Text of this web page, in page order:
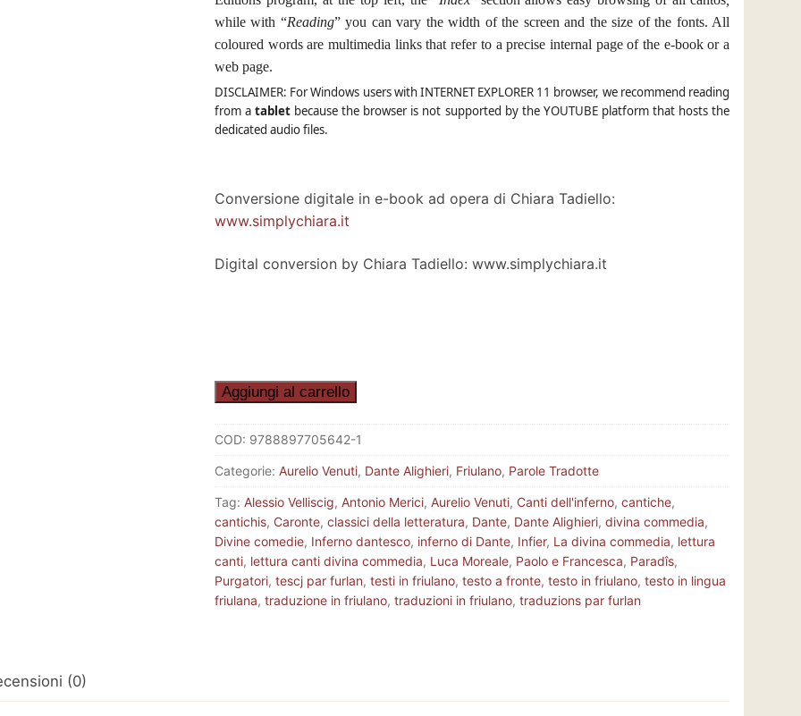
while with “Reading” you can vary the width of the screen and the size of the fonts. All
coloured words are multimedia links that refer to a precise internal page of the e-book or a
web page.
DISCLAIMER: For Windows users withINTERNET EXPLORER 11 browser, we recommend reading
from atablet because the browser is not supported by the YOUTUBE platform that hosts the
dedicated audio files.
Conversione digitale in e-book ad opera di Chiara Tadiello:
www.simplychiara.it
Digital conversion by Chiara Tadiello: www.simplychiara.it
LA
COMEDIE
-
eBook
(epub)
quantità
Aggiungi al carrello
COD: 9788897705642-1
Categorie: Aurelio Venuti, Dante Alighieri, Friulano, Parole Tradotte
Tag: Alessio Velliscig, Antonio Merici, Aurelio Venuti, Canti dell'inferno, cantiche,
cantichis, Caronte, classici della letteratura, Dante, Dante Alighieri, divina commedia,
Divine comedie, Inferno dantesco, inferno di Dante, Infier, La divina commedia, lettura
canti, lettura canti divina commedia, Luca Moreale, Paolo e Francesca, Paradîs,
Purgatori, tescj par furlan, testi in friulano, testo a fronte, testo in friulano, testo in lingua
friulana, traduzione in friulano, traduzioni in friulano, traduzions par furlan
(0)